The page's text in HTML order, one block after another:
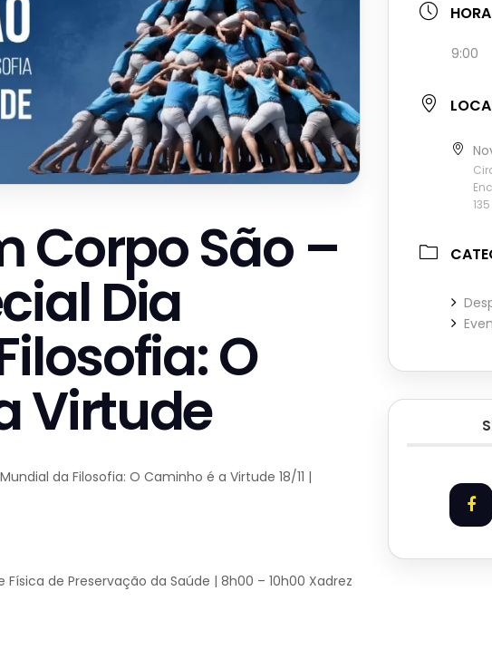
Corpo São –
Dia
O
Virtude
da Filosofia: O Caminho é a Virtude 18/11 |
de Preservação da Saúde | 8h00 – 10h00 Xadrez
HORA
9:00